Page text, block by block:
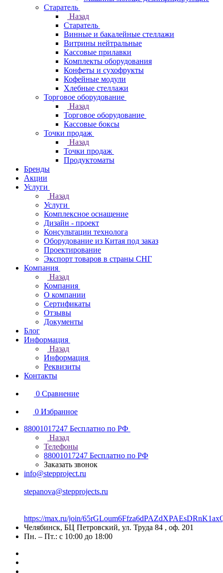
Старатель
Назад
Старатель
Винные и бакалейные стеллажи
Витрины нейтральные
Кассовые прилавки
Комплекты оборудования
Конфеты и сухофрукты
Кофейные модули
Хлебные стеллажи
Торговое оборудование
Назад
Торговое оборудование
Кассовые боксы
Точки продаж
Назад
Точки продаж
Продуктоматы
Бренды
Акции
Услуги
Назад
Услуги
Комплексное оснащение
Дизайн - проект
Консультации технолога
Оборудование из Китая под заказ
Проектирование
Экспорт товаров в страны СНГ
Компания
Назад
Компания
О компании
Сертификаты
Отзывы
Документы
Блог
Информация
Назад
Информация
Реквизиты
Контакты
0 Сравнение
0 Избранное
88001017247 Бесплатно по РФ
Назад
Телефоны
88001017247 Бесплатно по РФ
Заказать звонок
info@stepproject.ru
stepanova@stepprojects.ru
https://max.ru/join/
Челябинск, БЦ Петровский, ул. Труда 84 , оф. 201
Пн. – Пт.: с 10:00 до 18:00